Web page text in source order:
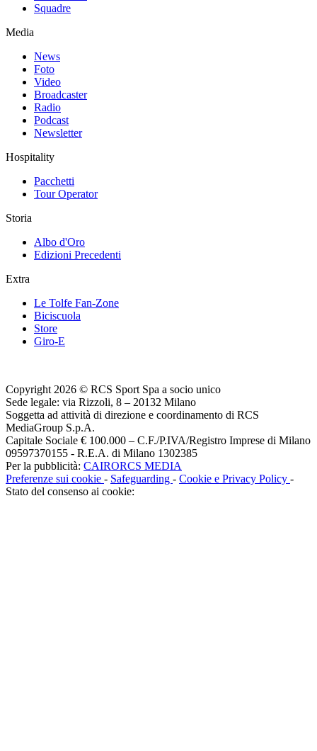
Squadre
Media
News
Foto
Video
Broadcaster
Radio
Podcast
Newsletter
Hospitality
Pacchetti
Tour Operator
Storia
Albo d'Oro
Edizioni Precedenti
Extra
Le Tolfe Fan-Zone
Biciscuola
Store
Giro-E
Copyright 2026 © RCS Sport Spa a socio unico
Sede legale: via Rizzoli, 8 – 20132 Milano
Soggetta ad attività di direzione e coordinamento di RCS
MediaGroup S.p.A.
Capitale Sociale € 100.000 – C.F./P.IVA/Registro Imprese di Milano
09597370155 - R.E.A. di Milano 1302385
Per la pubblicità: CAIRORCS MEDIA
Preferenze sui cookie - Safeguarding - Cookie e Privacy Policy -
Stato del consenso ai cookie: